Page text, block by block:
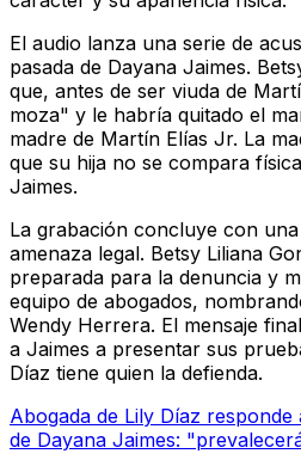
El audio lanza una serie de
pasada de Dayana Jaimes.
que, antes de ser viuda de
moza" y le habría quitado el
madre de Martín Elías Jr. La
que su hija no se compara
Jaimes.
La grabación concluye con
amenaza legal. Betsy Liliana
preparada para la denuncia y
equipo de abogados,
Wendy Herrera. El mensaje
a Jaimes a presentar sus
Díaz tiene quien la defienda.
Abogada de Lily Díaz
de Dayana Jaimes: